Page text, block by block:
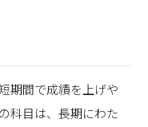
期間で成績を上げや
科目は、長期にわた